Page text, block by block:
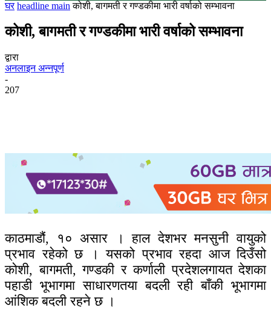
घर headline main कोशी, बागमती र गण्डकीमा भारी वर्षाको सम्भावना
कोशी, बागमती र गण्डकीमा भारी वर्षाको सम्भावना
द्वारा
अनलाइन अन्नपूर्ण
-
207
काठमाडौं, १० असार । हाल देशभर मनसुनी वायुको
प्रभाव रहेको छ । यसको प्रभाव रहदा आज दिउँसो
कोशी, बागमती, गण्डकी र कर्णाली प्रदेशलगायत देशका
पहाडी भूभागमा साधारणतया बदली रही बाँकी भूभागमा
आंशिक बदली रहने छ ।